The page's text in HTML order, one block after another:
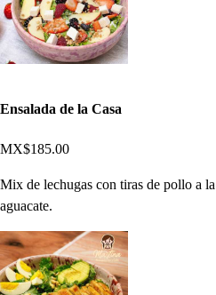
Ensalada de la Casa
MX$185.00
Mix de lechugas con tiras de pollo a
aguacate.